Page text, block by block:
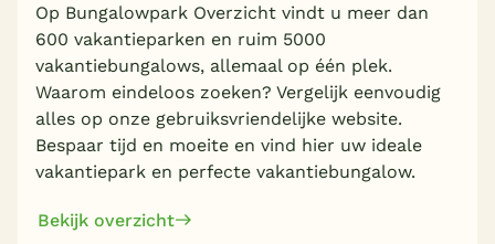
Op Bungalowpark Overzicht vindt u meer dan
600 vakantieparken en ruim 5000
vakantiebungalows, allemaal op één plek.
Waarom eindeloos zoeken? Vergelijk eenvoudig
alles op onze gebruiksvriendelijke website.
Bespaar tijd en moeite en vind hier uw ideale
vakantiepark en perfecte vakantiebungalow.
Bekijk overzicht